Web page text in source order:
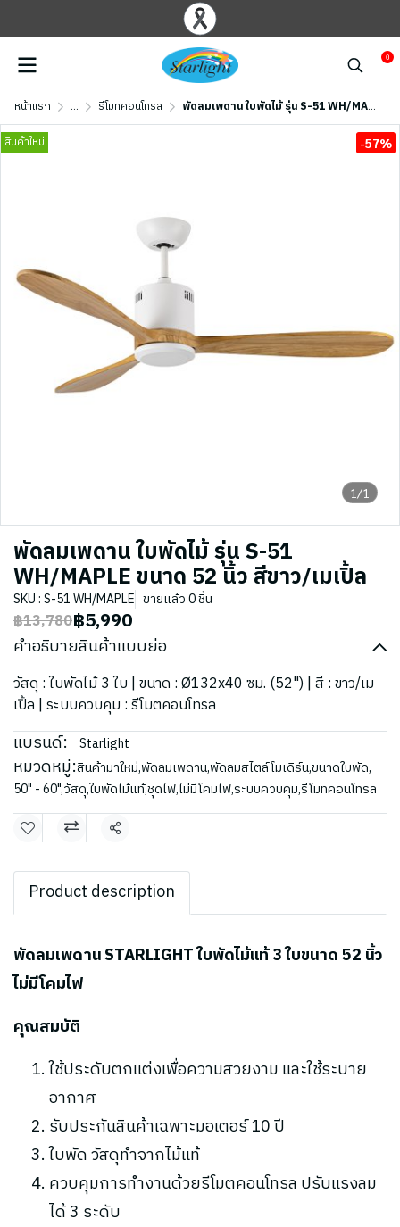
0
หน้าแรก ... รีโมทคอนโทรล พัดลมเพดาน ใบพัดไม้ รุ่น S-51 WH/MAPLE ขนาด 52 นิ้ว สีขาว/เมเปิ้ล
1/1
สินค้าใหม่ -57%
พัดลมเพดาน ใบพัดไม้ รุ่น S-51
WH/MAPLE ขนาด 52 นิ้ว สีขาว/เมเปิ้ล
SKU : S-51 WH/MAPLE ขายแล้ว 0 ชิ้น
฿13,780฿5,990
คำอธิบายสินค้าแบบย่อ
วัสดุ : ใบพัดไม้ 3 ใบ | ขนาด : Ø132x40 ซม. (52") | สี : ขาว/เม
เปิ้ล | ระบบควบคุม : รีโมตคอนโทรล
แบรนด์: Starlight
หมวดหมู่:สินค้ามาใหม่,พัดลมเพดาน,พัดลมสไตล์โมเดิร์น,ขนาดใบพัด,
50" - 60",วัสดุ,ใบพัดไม้แท้,ชุดไฟ,ไม่มีโคมไฟ,ระบบควบคุม,รีโมทคอนโทรล
แชร์
Product description
พัดลมเพดาน STARLIGHT ใบพัดไม้แท้ 3 ใบขนาด 52 นิ้ว
ไม่มีโคมไฟ
คุณสมบัติ
ใช้ประดับตกแต่งเพื่อความสวยงาม และใช้ระบาย
อากาศ
รับประกันสินค้าเฉพาะมอเตอร์ 10 ปี
ใบพัด วัสดุทำจากไม้แท้
ควบคุมการทำงานด้วยรีโมตคอนโทรล ปรับแรงลม
ได้ 3 ระดับ